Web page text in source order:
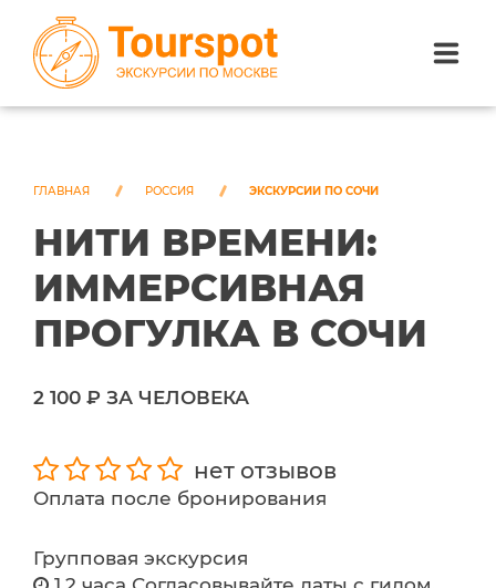
ЭКСКУРСИИ ПО МОСКВЕ
ЭКСКУРСИИ ПО СОЧИ
О НАС
ГЛАВНАЯ РОССИЯ ЭКСКУРСИИ ПО СОЧИ
НИТИ ВРЕМЕНИ:
ИММЕРСИВНАЯ
ПРОГУЛКА В СОЧИ
2 100 ₽ ЗА ЧЕЛОВЕКА
нет отзывов
Оплата после бронирования
Групповая экскурсия